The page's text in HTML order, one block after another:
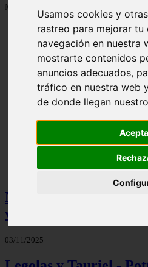
Usamos cookies y
rastreo para mejorar tu
navegación en nuestra
mostrarte contenidos
anuncios adecuados,
tráfico en nuestra web
de donde llegan
Mostrando 1 - 24 de 3915 artículos
¡Harry y Ginny, una historia
Mis palabras favoritas
versión de la historia
03/11/2025